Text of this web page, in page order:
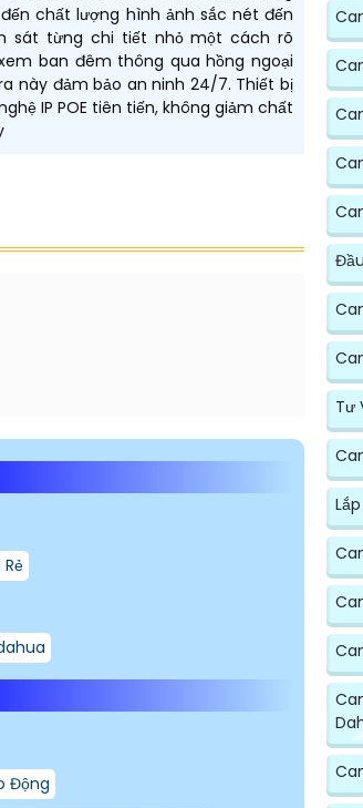
chất lượng hình ảnh sắc nét đến
sát từng chi tiết nhỏ một cách rõ
ban đêm thông qua hồng ngoại
này đảm bảo an ninh 24/7. Thiết bị
IP POE tiên tiến, không giảm chất
Động
Tư